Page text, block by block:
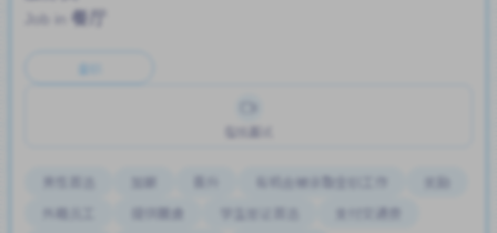
全职
在线面试
男性首选 加薪 有机会被录取全职工作
奖励
外籍员工
提供膳食 学生签证首选
支付交通费